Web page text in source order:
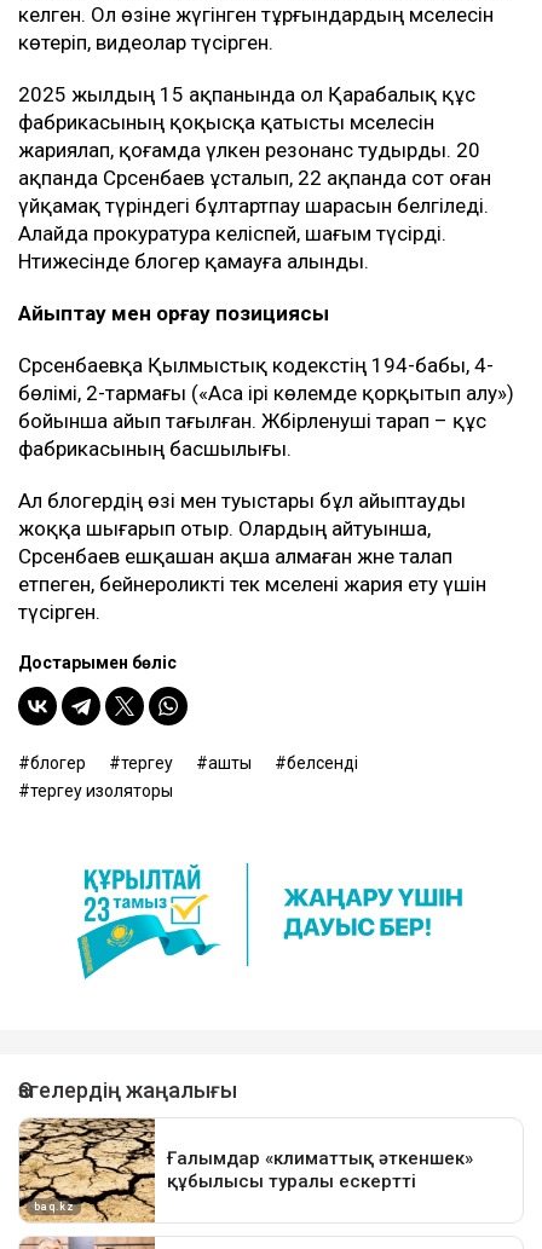
келген. Ол өзіне жүгінген тұрғындардың мәселесін
көтеріп, видеолар түсірген.
2025 жылдың 15 ақпанында ол Қарабалық құс
фабрикасының қоқысқа қатысты мәселесін
жариялап, қоғамда үлкен резонанс тудырды. 20
ақпанда Сәрсенбаев ұсталып, 22 ақпанда сот оған
үйқамақ түріндегі бұлтартпау шарасын белгіледі.
Алайда прокуратура келіспей, шағым түсірді.
Нәтижесінде блогер қамауға алынды.
Айыптау мен қорғау позициясы
Сәрсенбаевқа Қылмыстық кодекстің 194-бабы, 4-
бөлімі, 2-тармағы («Аса ірі көлемде қорқытып алу»)
бойынша айып тағылған. Жәбірленуші тарап – құс
фабрикасының басшылығы.
Ал блогердің өзі мен туыстары бұл айыптауды
жоққа шығарып отыр. Олардың айтуынша,
Сәрсенбаев ешқашан ақша алмаған және талап
етпеген, бейнероликті тек мәселені жария ету үшін
түсірген.
Достарыңмен бөліс
блогер тергеу аштық
белсенді
тергеу изоляторы